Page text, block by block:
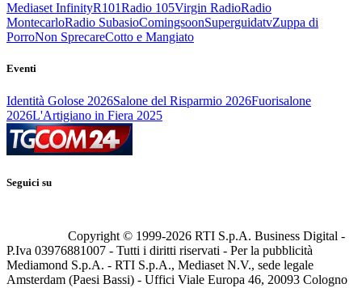
Mediaset InfinityR101Radio 105Virgin RadioRadio
MontecarloRadio SubasioComingsoonSuperguidatvZuppa di
PorroNon SprecareCotto e Mangiato
Eventi
Identità Golose 2026Salone del Risparmio 2026Fuorisalone
2026L'Artigiano in Fiera 2025
Seguici su
Copyright © 1999-2026 RTI S.p.A. Business Digital -
P.Iva 03976881007 - Tutti i diritti riservati - Per la pubblicità
Mediamond S.p.A. - RTI S.p.A., Mediaset N.V., sede legale
Amsterdam (Paesi Bassi) - Uffici Viale Europa 46, 20093 Cologno